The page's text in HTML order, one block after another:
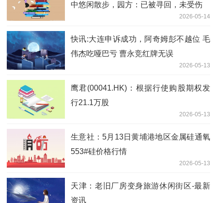
中悠闲散步，园方：已被寻回，未受伤
2026-05-14
快讯:大连申诉成功，阿奇姆彭不越位 毛
伟杰吃哑巴亏 曹永竞红牌无误
2026-05-13
鹰君(00041.HK)：根据行使购股期权发
行21.1万股
2026-05-13
生意社：5月13日黄埔港地区金属硅通氧
553#硅价格行情
2026-05-13
天津：老旧厂房变身旅游休闲街区-最新
资讯